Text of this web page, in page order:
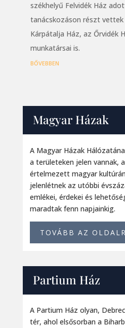
székhelyű Felvidék Ház
tanácskozáson részt vettek
Kárpátalja Ház, az Őrvidék
munkatársai is.
bővebben
Magyar Házak
A Magyar Házak
a területeken jelen vannak,
értelmezett magyar
jelenlétnek az utóbbi
emlékei, érdekei és
maradtak fenn napjainkig.
TOVÁBB AZ
Partium Ház
A Partium Ház olyan,
tér, ahol elsősorban a